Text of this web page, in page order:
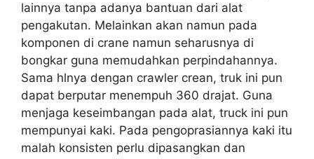
lainnya tanpa adanya bantuan dari alat
pengakutan. Melainkan akan namun pada
komponen di crane namun seharusnya di
bongkar guna memudahkan perpindahannya.
Sama hlnya dengan crawler crean, truk ini pun
dapat berputar menempuh 360 drajat. Guna
menjaga keseimbangan pada alat, truck ini pun
mempunyai kaki. Pada pengoprasiannya kaki itu
malah konsisten perlu dipasangkan dan